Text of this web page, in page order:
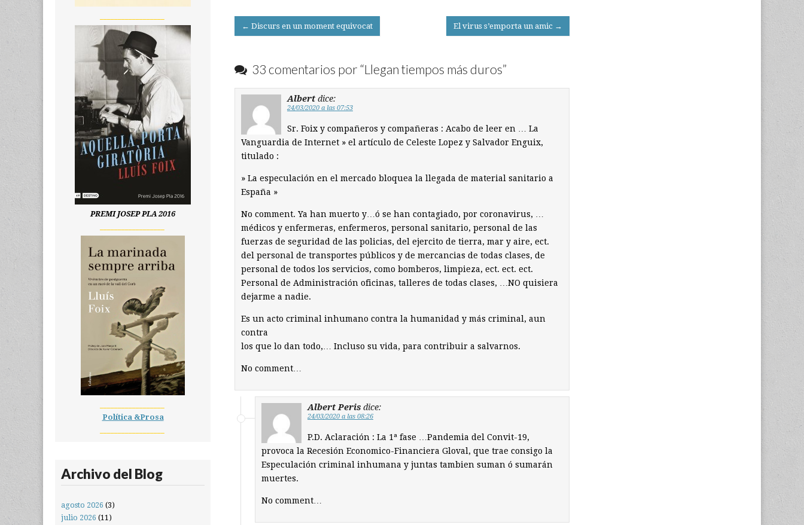
Post
← Discurs en un moment equivocat El virus s’emporta un amic →
33 comentarios por “Llegan tiempos más duros”
Albert dice:
24/03/2020 a las 07:53
Sr. Foix y compañeros y compañeras : Acabo de leer en … La
Vanguardia de Internet » el artículo de Celeste Lopez y Salvador Enguix,
titulado :
» La especulación en el mercado bloquea la llegada de material sanitario a
España »
No comment. Ya han muerto y…ó se han contagiado, por coronavirus, …
médicos y enfermeras, enfermeros, personal sanitario, personal de las
fuerzas de seguridad de las policias, del ejercito de tierra, mar y aire, ect.
del personal de transportes públicos y de mercancias de todas clases, de
personal de todos los servicios, como bomberos, limpieza, ect. ect. ect.
Personal de Administración oficinas, talleres de todas clases, …NO quisiera
dejarme a nadie.
Es un acto criminal inhumano contra la humanidad y más criminal, aun
contra
los que lo dan todo,… Incluso su vida, para contribuir a salvarnos.
No comment…
Albert Peris dice:
24/03/2020 a las 08:26
P.D. Aclaración : La 1ª fase …Pandemia del Convit-19,
provoca la Recesión Economico-Financiera Gloval, que trae consigo la
Especulación criminal inhumana y juntas tambien suman ó sumarán
muertes.
No comment…
PREMI JOSEP PLA 2016
Política &Prosa
Archivo del Blog
agosto 2026 (3)
julio 2026 (11)